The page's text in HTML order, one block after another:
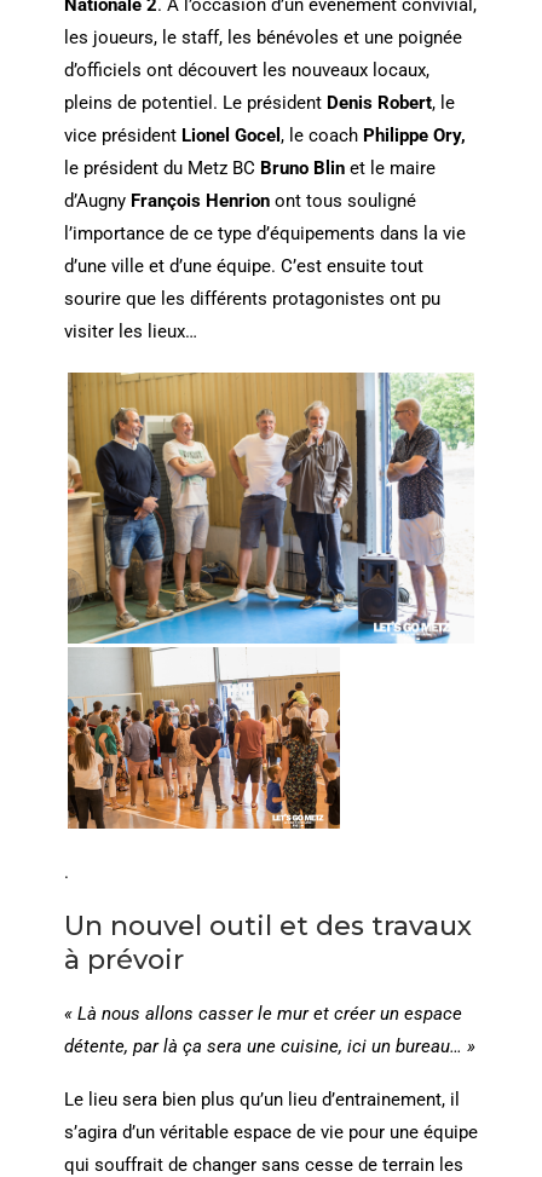
Nationale 2. A l’occasion d’un événement convivial,
les joueurs, le staff, les bénévoles et une poignée
d’officiels ont découvert les nouveaux locaux,
pleins de potentiel. Le président Denis Robert, le
vice président Lionel Gocel , le coach Philippe Ory,
le président du Metz BC Bruno Blin et le maire
d’Augny François Henrionont tous souligné
l’importance de ce type d’équipements dans la vie
d’une ville et d’une équipe. C’est ensuite tout
sourire que les différents protagonistes ont pu
visiter les lieux…
.
Un nouvel outil et des travaux
à prévoir
« Là nous allons casser le mur et créer un espace
détente, par là ça sera une cuisine, ici un bureau… »
Le lieu sera bien plus qu’un lieu d’entrainement, il
s’agira d’un véritable espace de vie pour une équipe
qui souffrait de changer sans cesse de terrain les